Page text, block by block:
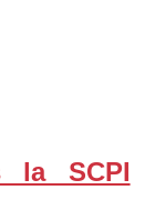
la SCPI